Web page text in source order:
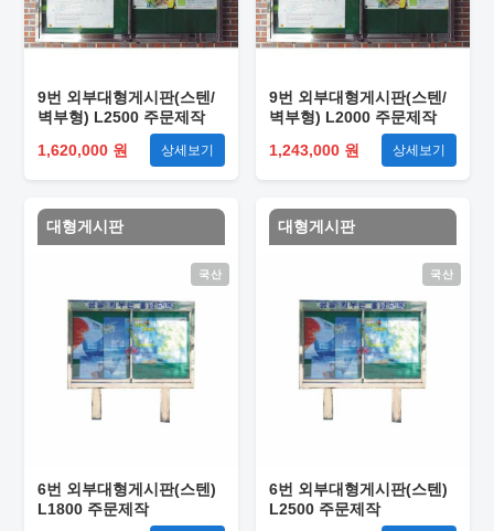
9번 외부대형게시판(스텐/
벽부형) L2500 주문제작
1,620,000 원
상세보기
9번 외부대형게시판(스텐/
벽부형) L2000 주문제작
1,243,000 원
상세보기
대형게시판
국산
6번 외부대형게시판(스텐)
L1800 주문제작
대형게시판
국산
6번 외부대형게시판(스텐)
L2500 주문제작